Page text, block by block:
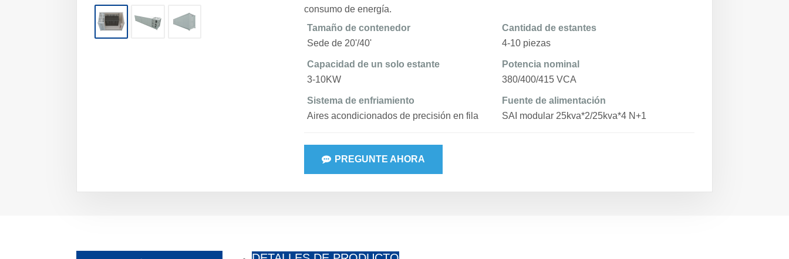
consumo de energía.
Tamaño de contenedor
Sede de 20'/40'
Cantidad de estantes
4-10 piezas
Capacidad de un solo estante
3-10KW
Potencia nominal
380/400/415 VCA
Sistema de enfriamiento
Aires acondicionados de precisión en fila
Fuente de alimentación
SAI modular 25kva*2/25kva*4 N+1
PREGUNTE AHORA